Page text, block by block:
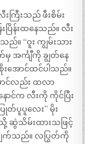
ြီးသည် ဖီးစိမ်း
ပြိန်းထနေသည်။ လီး
။ “ဝူး ကျွမ်းသား
အင်္ကျီကို ချွတ်နေ
အောင်ထင်ပါသည်။
င်လည်း ထလာ
င်က လီးကို ကိုင်ပြီး
ြုတ်ပူပူလေး” မိုး
သိမ်းထားသဖြင့်
ျက်သည်။ လပြွတ်ကို